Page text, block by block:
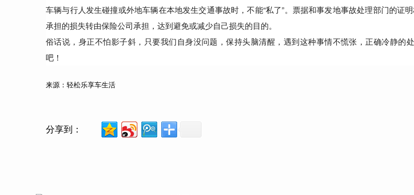
车辆与行人发生碰撞或外地车辆在本地发生交通事故时，不能“私了”。票据和事发地事故处理部门的证
承担的损失转由保险公司承担，达到避免或减少自己损失的目的。
俗话说，身正不怕影子斜，只要我们自身没问题，保持头脑清醒，遇到这种事情不慌张，正确冷静的
吧！
来源：轻松乐享车生活
分享到：